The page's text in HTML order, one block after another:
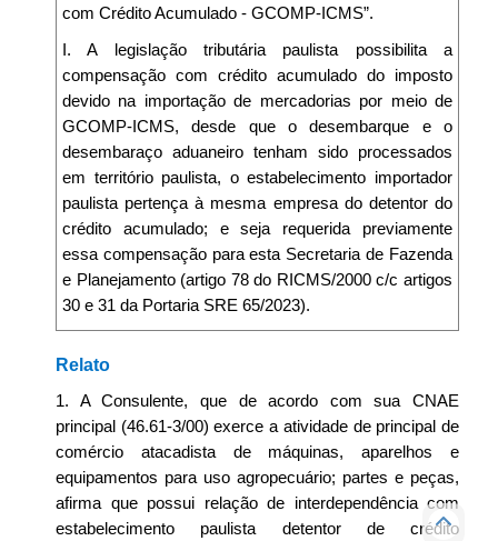
com Crédito Acumulado - GCOMP-ICMS”.
I. A legislação tributária paulista possibilita a
compensação com crédito acumulado do imposto
devido na importação de mercadorias por meio de
GCOMP-ICMS, desde que o desembarque e o
desembaraço aduaneiro tenham sido processados
em território paulista, o estabelecimento importador
paulista pertença à mesma empresa do detentor do
crédito acumulado; e seja requerida previamente
essa compensação para esta Secretaria de Fazenda
e Planejamento (artigo 78 do RICMS/2000 c/c artigos
30 e 31 da Portaria SRE 65/2023).
Relato
1. A Consulente, que de acordo com sua CNAE
principal (46.61-3/00) exerce a atividade de principal de
comércio atacadista de máquinas, aparelhos e
equipamentos para uso agropecuário; partes e peças,
afirma que possui relação de interdependência com
estabelecimento paulista detentor de crédito